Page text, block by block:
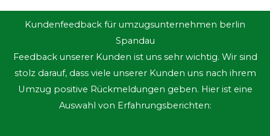
Kundenfeedback für umzugsunternehmen berlin
Spandau
Feedback unserer Kunden ist uns sehr wichtig. Wir sind
stolz darauf, dass viele unserer Kunden uns nach ihrem
Umzug positive Rückmeldungen geben. Hier ist eine
Auswahl von Erfahrungsberichten: